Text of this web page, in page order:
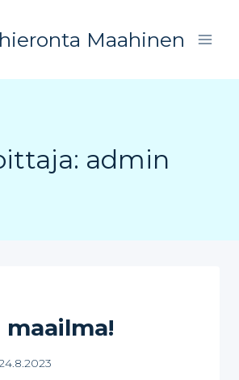
Maahinen
admin
maailma!